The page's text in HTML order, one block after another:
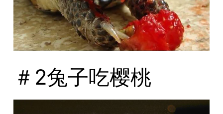
＃2兔子吃樱桃